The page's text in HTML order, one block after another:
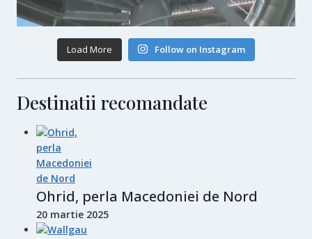
Load More Follow on Instagram
Destinatii recomandate
Ohrid, perla Macedoniei de Nord
20 martie 2025